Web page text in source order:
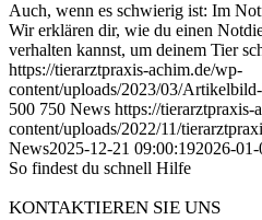
Auch, wenn es schwierig ist: Im
Wir erklären dir, wie du einen
verhalten kannst, um deinem Tier
https://tierarztpraxis-achim.de/wp-
content/uploads/2023/03/
500 750 News https://tierarztpraxis-
content/uploads/2022/11/
News2025-12-21 09:00:192026-
So findest du schnell Hilfe
KONTAKTIEREN SIE UNS